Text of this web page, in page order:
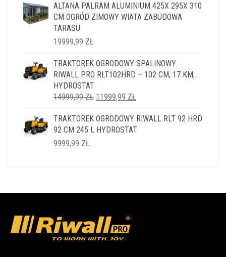
ALTANA PALRAM ALUMINIUM 425X 295X 310
CM OGRÓD ZIMOWY WIATA ZABUDOWA
TARASU
19999,99 ZŁ
TRAKTOREK OGRODOWY SPALINOWY
RIWALL PRO RLT102HRD – 102 CM, 17 KM,
HYDROSTAT
14999,99ZŁ PIERWOTNA
WYNOSIŁA:
14999,99 ZŁ.
11999,99 ZŁ
WYNOSI:
11999,99 ZŁ.
TRAKTOREK OGRODOWY RIWALL RLT 92 HRD
92 CM 245 L HYDROSTAT
9999,99 ZŁ